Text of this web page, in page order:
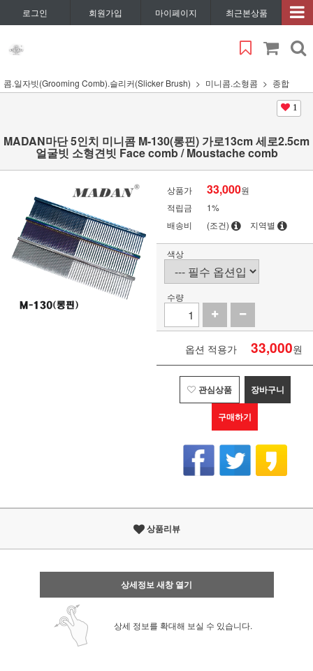
로그인 회원가입 마이페이지 최근본상품
콤.일자빗(Grooming Comb).슬리커(Slicker Brush) 미니콤.소형콤 종합
1
MADAN마단 5인치 미니콤 M-130(롱핀) 가로13cm 세로2.5cm
얼굴빗 소형견빗 Face comb / Moustache comb
상품가 33,000원
적립금
1%
배송비
(조건) 지역별
색상
수량
옵션 적용가 33,000원
관심상품 장바구니
구매하기
상품리뷰
상세정보 새창 열기
상세 정보를 확대해 보실 수 있습니다.